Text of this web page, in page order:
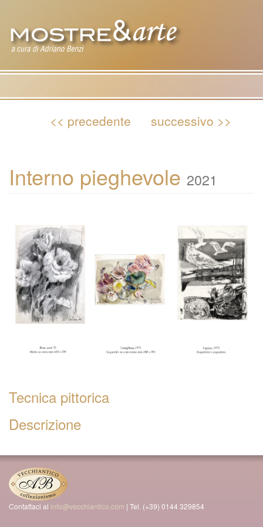
<< precedente successivo >>
Interno pieghevole 2021
Tecnica pittorica
Descrizione
Contattaci al info@vecchiantico.com | Tel. (+39) 0144 329854